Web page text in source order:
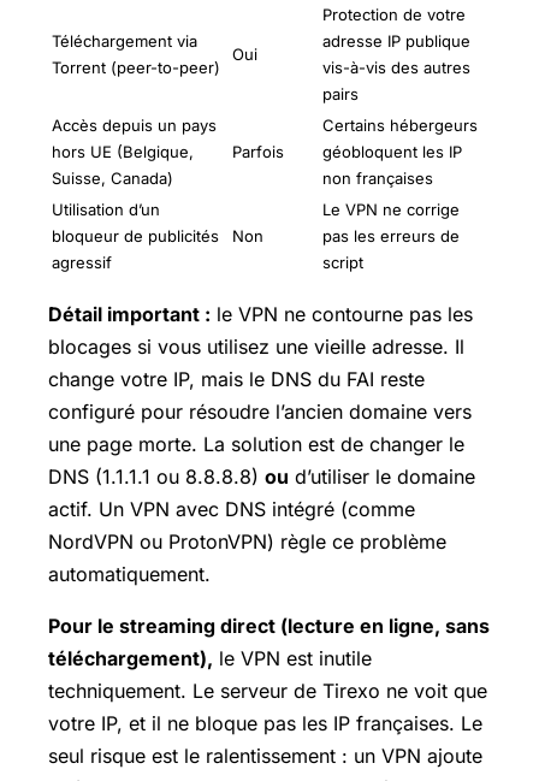
Téléchargement via
Torrent (peer-to-peer)
Oui
Protection de votre
adresse IP publique
vis-à-vis des autres
pairs
Accès depuis un pays
hors UE (Belgique,
Suisse, Canada)
Parfois
Certains hébergeurs
géobloquent les IP
non françaises
Utilisation d’un
bloqueur de publicités
agressif
Non
Le VPN ne corrige
pas les erreurs de
script
Détail important : le VPN ne contourne pas les
blocages si vous utilisez une vieille adresse. Il
change votre IP, mais le DNS du FAI reste
configuré pour résoudre l’ancien domaine vers
une page morte. La solution est de changer le
DNS (1.1.1.1 ou 8.8.8.8) ou d’utiliser le domaine
actif. Un VPN avec DNS intégré (comme
NordVPN ou ProtonVPN) règle ce problème
automatiquement.
Pour le streaming direct (lecture en ligne, sans
téléchargement), le VPN est inutile
techniquement. Le serveur de Tirexo ne voit que
votre IP, et il ne bloque pas les IP françaises. Le
seul risque est le ralentissement : un VPN ajoute